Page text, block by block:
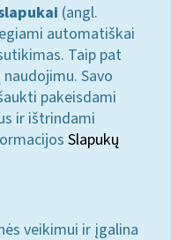
(angl.
automatiškai
Taip pat
Savo
pakeisdami
ir ištrindami
Slapukų
veikimui ir įgalina